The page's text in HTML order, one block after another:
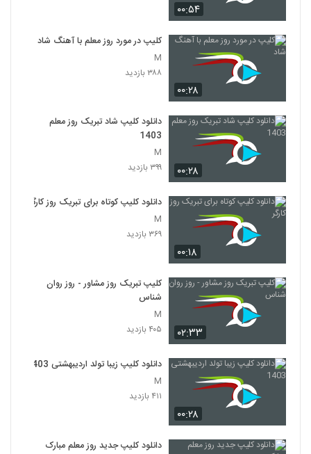
۰۰:۵۴
۰۰:۲۸
کلیپ در مورد روز معلم با آهنگ شاد
M
۳۸۸ بازدید
۰۰:۲۸
دانلود کلیپ شاد تبریک روز معلم
1403
M
۳۹۹ بازدید
۰۰:۱۸
دانلود کلیپ کوتاه برای تبریک روز کارگر
M
۳۶۹ بازدید
۰۲:۳۳
کلیپ تبریک روز مشاور - روز روان
شناس
M
۴۰۵ بازدید
۰۰:۲۸
دانلود کلیپ زیبا تولد اردیبهشتی 1403
M
۴۱۱ بازدید
دانلود کلیپ جدید روز معلم مبارک